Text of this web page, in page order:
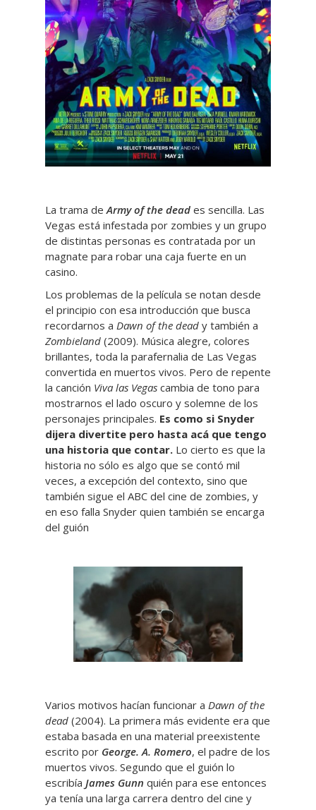
La trama deArmy of the dead es sencilla. Las
Vegas está infestada por zombies y un grupo
de distintas personas es contratada por un
magnate para robar una caja fuerte en un
casino.
Los problemas de la película se notan desde
el principio con esa introducción que busca
recordarnos a Dawn of the dead y también a
Zombieland (2009). Música alegre, colores
brillantes, toda la parafernalia de Las Vegas
convertida en muertos vivos. Pero de repente
la canción Viva las Vegas cambia de tono para
mostrarnos el lado oscuro y solemne de los
personajes principales. Es como si Snyder
dijera divertite pero hasta acá que tengo
una historia que contar. Lo cierto es que la
historia no sólo es algo que se contó mil
veces, a excepción del contexto, sino que
también sigue el ABC del cine de zombies, y
en eso falla Snyder quien también se encarga
del guión
Varios motivos hacían funcionar a Dawn of the
dead (2004). La primera más evidente era que
estaba basada en una material preexistente
escrito por George. A. Romero, el padre de los
muertos vivos. Segundo que el guión lo
escribía James Gunn quién para ese entonces
ya tenía una larga carrera dentro del cine y